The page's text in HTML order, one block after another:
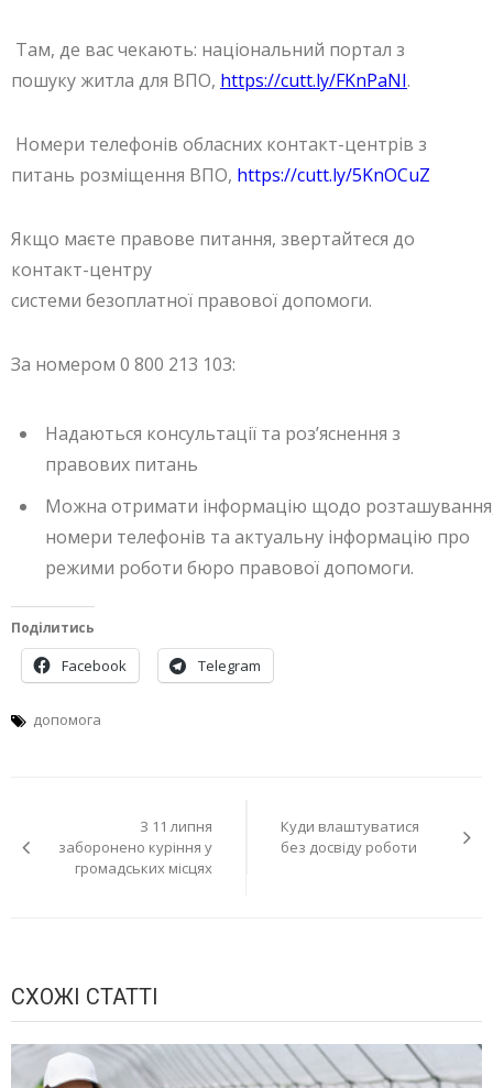
Там, де вас чекають: національний портал з
пошуку житла для ВПО, https://cutt.ly/FKnPaNI.
Номери телефонів обласних контакт-центрів з
питань розміщення ВПО, https://cutt.ly/5KnOCuZ
Якщо маєте правове питання, звертайтеся до
контакт-центру
системи безоплатної правової допомоги.
За номером 0 800 213 103:
Надаються консультації та роз’яснення з
правових питань
Можна отримати інформацію щодо
номери телефонів та актуальну інформацію про
режими роботи бюро правової допомоги.
Поділитись
Facebook Telegram
допомога
записівЗ 11 липня
заборонено куріння у
громадських місцях
Куди влаштуватися
без досвіду роботи
СХОЖІ СТАТТІ